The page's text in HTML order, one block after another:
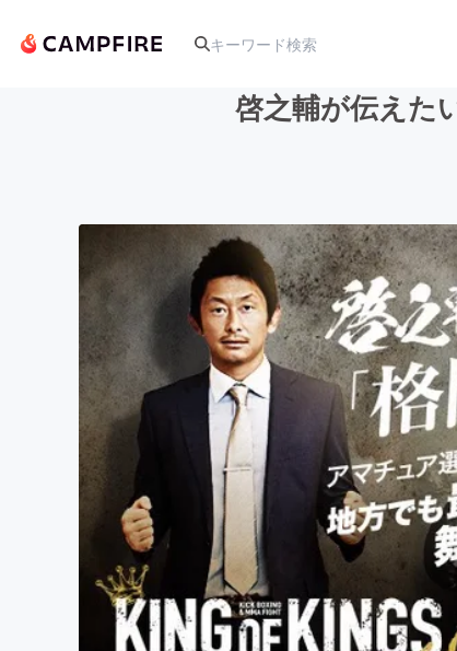
アート・写真
テクノロジー・ガジェット
映像・映画
ビジネス・起業
まちづくり・地域活性化
啓之輔が伝えた